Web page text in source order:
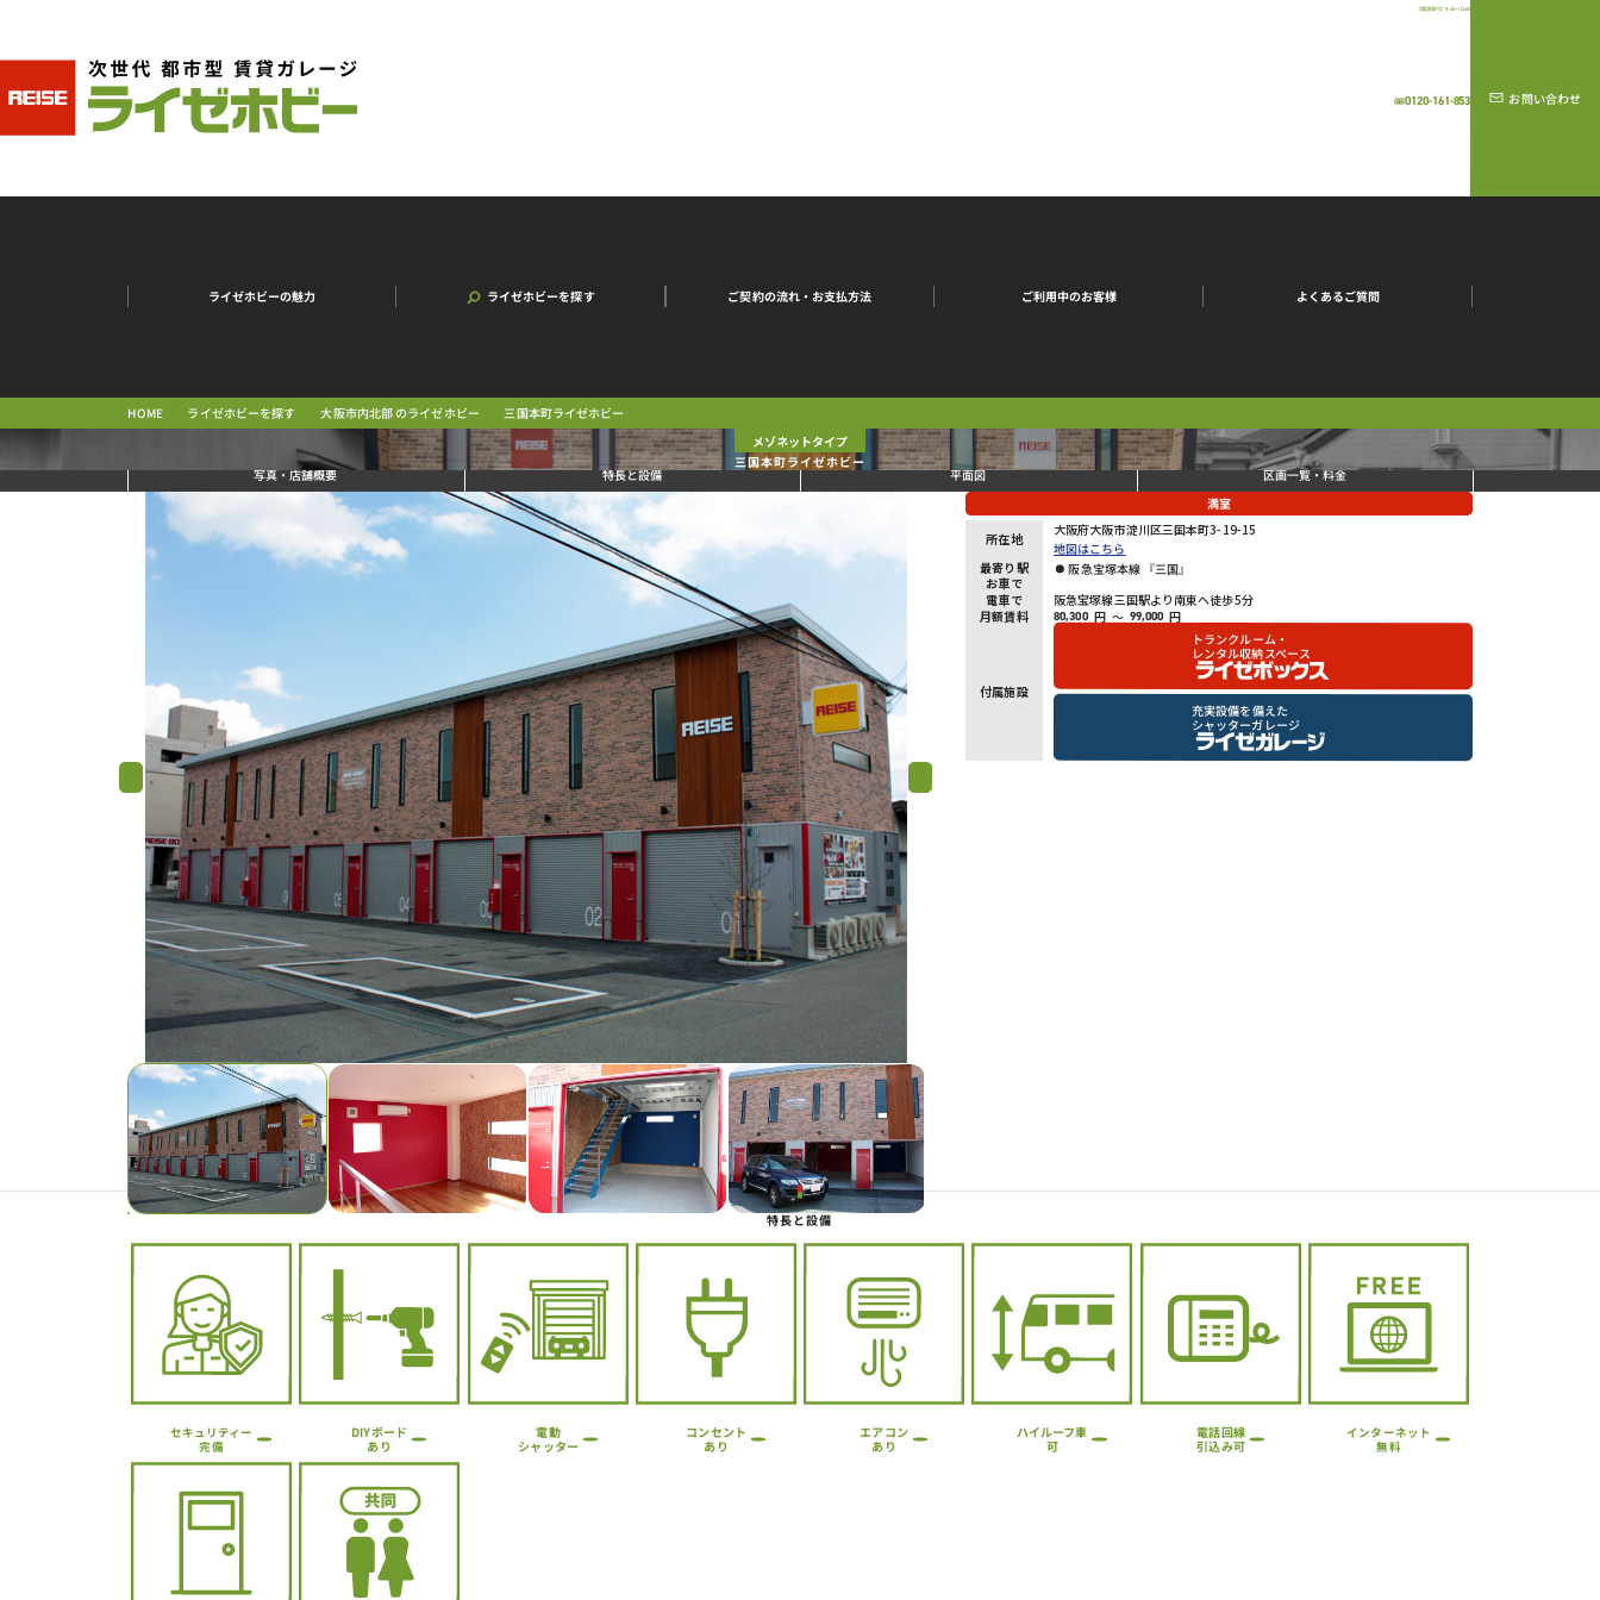
【電話受付】9:30～21:00
0120-161-853 お問い合わせ
ライゼホビーの魅力 ライゼホビーを探す ご契約の流れ・お支払方法 ご利用中のお客様 よくあるご質問
HOME ライゼホビーを探す 大阪市内北部 のライゼホビー 三国本町ライゼホビー
メゾネットタイプ
三国本町ライゼホビー
写真・店舗概要 特長と設備 平面図 区画一覧・料金
Previous
Previous Next
満室
所在地
大阪府大阪市淀川区三国本町3-19-15
地図はこちら
最寄り駅 阪急宝塚本線 『三国』
お車で
電車で
阪急宝塚線三国駅より南東へ徒歩5分
月額賃料
80,300 円 ～ 99,000 円
付属施設
トランクルーム・
レンタル収納スペース
充実設備を備えた
シャッターガレージ
特長と設備
セキュリティー
完備
DIYボード
あり
電動
シャッター
コンセント
あり
エアコン
あり
ハイルーフ車
可
電話回線
引込み可
インターネット
無料